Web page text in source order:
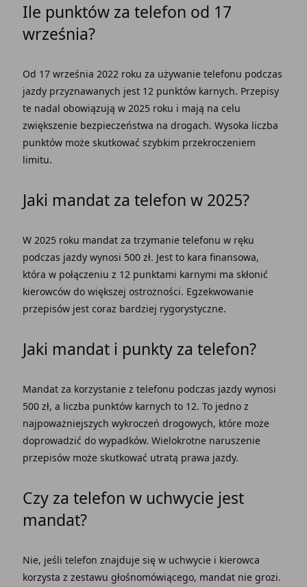
Ile punktów za telefon od 17
września?
Od 17 września 2022 roku za używanie telefonu podczas
jazdy przyznawanych jest 12 punktów karnych. Przepisy
te nadal obowiązują w 2025 roku i mają na celu
zwiększenie bezpieczeństwa na drogach. Wysoka liczba
punktów może skutkować szybkim przekroczeniem
limitu.
Jaki mandat za telefon w 2025?
W 2025 roku mandat za trzymanie telefonu w ręku
podczas jazdy wynosi 500 zł. Jest to kara finansowa,
która w połączeniu z 12 punktami karnymi ma skłonić
kierowców do większej ostrożności. Egzekwowanie
przepisów jest coraz bardziej rygorystyczne.
Jaki mandat i punkty za telefon?
Mandat za korzystanie z telefonu podczas jazdy wynosi
500 zł, a liczba punktów karnych to 12. To jedno z
najpoważniejszych wykroczeń drogowych, które może
doprowadzić do wypadków. Wielokrotne naruszenie
przepisów może skutkować utratą prawa jazdy.
Czy za telefon w uchwycie jest
mandat?
Nie, jeśli telefon znajduje się w uchwycie i kierowca
korzysta z zestawu głośnomówiącego, mandat nie grozi.